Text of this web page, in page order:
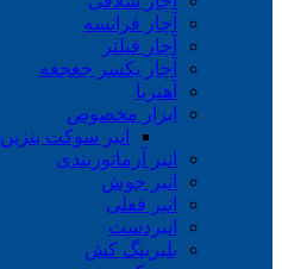
آچار فرانسه
آچار فیلتر
آچار یکسر جغجغه
آهنربا
ابزار مخصوص
انبر سوکت بنزین
انبر آرماتوربندی
انبر جوش
انبر قفلی
انبردست
بلبرینگ کش